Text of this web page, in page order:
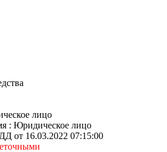
лицо
: Юридическое лицо
от 16.03.2022 07:15:00